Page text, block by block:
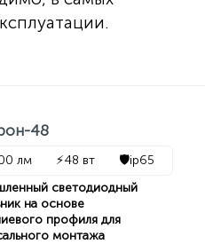
48
лм ⚡48 вт 🛡️ip65
светодиодный
на основе
профиля для
монтажа